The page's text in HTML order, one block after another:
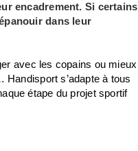
encadrement. Si certains
dans leur
avec les copains ou mieux
s’adapte à tous
étape du projet sportif